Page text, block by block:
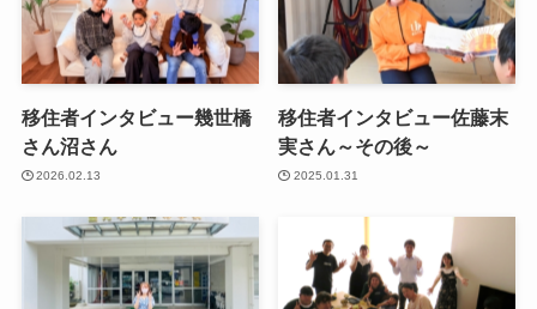
移住者インタビュー幾世橋
さん沼さん
2026.02.13
移住者インタビュー佐藤末
実さん～その後～
2025.01.31